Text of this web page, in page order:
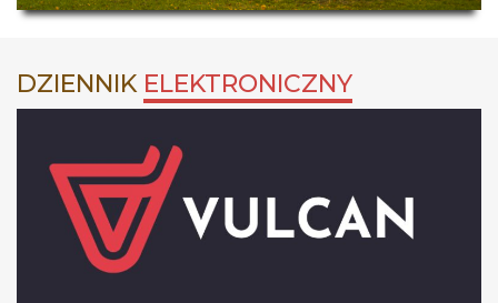
DZIENNIK ELEKTRONICZNY